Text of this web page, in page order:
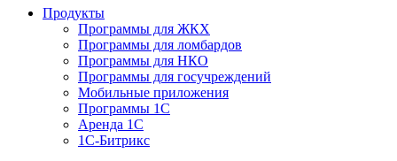
Продукты
Программы для ЖКХ
Программы для ломбардов
Программы для НКО
Программы для госучреждений
Мобильные приложения
Программы 1С
Аренда 1С
1С-Битрикс